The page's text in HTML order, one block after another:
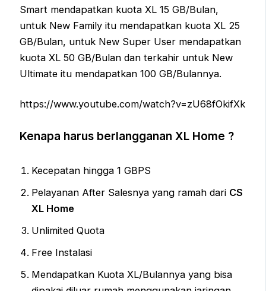
Smart mendapatkan kuota XL 15 GB/Bulan,
untuk New Family itu mendapatkan kuota XL 25
GB/Bulan, untuk New Super User mendapatkan
kuota XL 50 GB/Bulan dan terkahir untuk New
Ultimate itu mendapatkan 100 GB/Bulannya.
https://www.youtube.com/watch?v=zU68fOkifXk
Kenapa harus berlangganan XL Home ?
Kecepatan hingga 1 GBPS
Pelayanan After Salesnya yang ramah dari CS
XL Home
Unlimited Quota
Free Instalasi
Mendapatkan Kuota XL/Bulannya yang bisa